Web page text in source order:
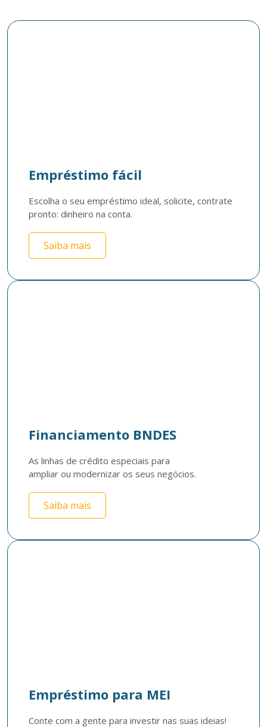
Empréstimo fácil
Escolha o seu empréstimo ideal, solicite, contrate
pronto: dinheiro na conta.
Saiba mais
Financiamento BNDES
As linhas de crédito especiais para
ampliar ou modernizar os seus negócios.
Saiba mais
Empréstimo para MEI
Conte com a gente para investir nas suas ideias!